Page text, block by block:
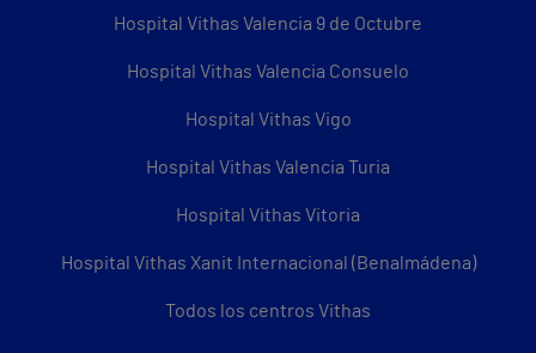
Hospital Vithas Valencia 9 de Octubre
Hospital Vithas Valencia Consuelo
Hospital Vithas Vigo
Hospital Vithas Valencia Turia
Hospital Vithas Vitoria
Hospital Vithas Xanit Internacional (Benalmádena)
Todos los centros Vithas